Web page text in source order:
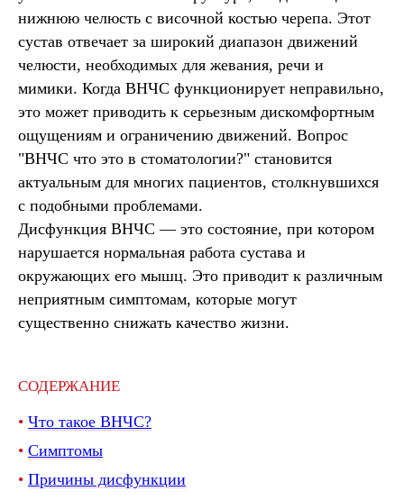
нижнюю челюсть с височной костью черепа. Этот
сустав отвечает за широкий диапазон движений
челюсти, необходимых для жевания, речи и
мимики. Когда ВНЧС функционирует неправильно,
это может приводить к серьезным дискомфортным
ощущениям и ограничению движений. Вопрос
"ВНЧС что это в стоматологии?" становится
актуальным для многих пациентов, столкнувшихся
с подобными проблемами.
Дисфункция ВНЧС — это состояние, при котором
нарушается нормальная работа сустава и
окружающих его мышц. Это приводит к различным
неприятным симптомам, которые могут
существенно снижать качество жизни.
СОДЕРЖАНИЕ
• Что такое ВНЧС?
• Симптомы
• Причины дисфункции